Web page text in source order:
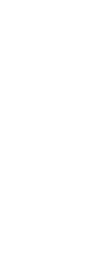
bei der
sparen
ihr bei eurer
Das Ersparte
als